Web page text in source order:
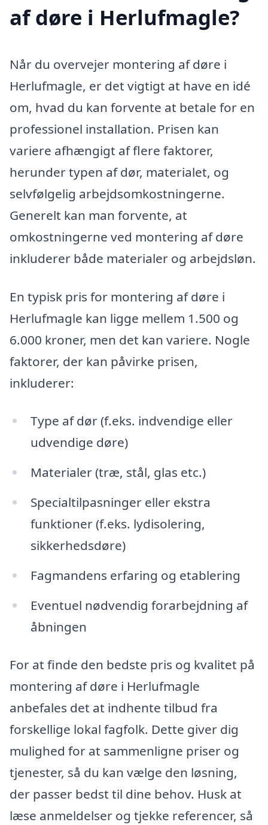
af døre i Herlufmagle?
Når du overvejer montering af døre i
Herlufmagle, er det vigtigt at have en idé
om, hvad du kan forvente at betale for en
professionel installation. Prisen kan
variere afhængigt af flere faktorer,
herunder typen af dør, materialet, og
selvfølgelig arbejdsomkostningerne.
Generelt kan man forvente, at
omkostningerne ved montering af døre
inkluderer både materialer og arbejdsløn.
En typisk pris for montering af døre i
Herlufmagle kan ligge mellem 1.500 og
6.000 kroner, men det kan variere. Nogle
faktorer, der kan påvirke prisen,
inkluderer:
Type af dør (f.eks. indvendige eller
udvendige døre)
Materialer (træ, stål, glas etc.)
Specialtilpasninger eller ekstra
funktioner (f.eks. lydisolering,
sikkerhedsdøre)
Fagmandens erfaring og etablering
Eventuel nødvendig forarbejdning af
åbningen
For at finde den bedste pris og kvalitet på
montering af døre i Herlufmagle
anbefales det at indhente tilbud fra
forskellige lokal fagfolk. Dette giver dig
mulighed for at sammenligne priser og
tjenester, så du kan vælge den løsning,
der passer bedst til dine behov. Husk at
læse anmeldelser og tjekke referencer, så